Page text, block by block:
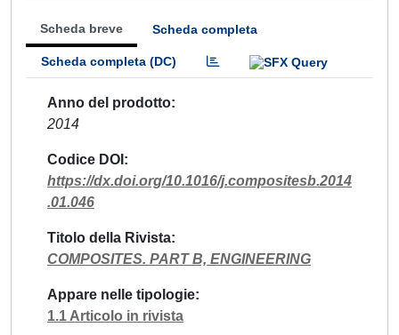
Scheda breve Scheda completa
Scheda completa (DC)
Anno del prodotto
2014
Codice DOI
https://dx.doi.org/10.1016/j.compositesb.2014
.01.046
Titolo della Rivista
COMPOSITES. PART B, ENGINEERING
Appare nelle tipologie
1.1 Articolo in rivista